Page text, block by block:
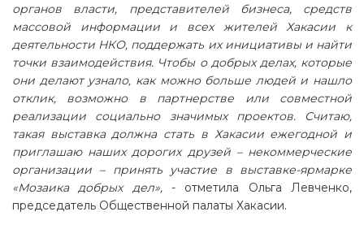
органов власти, представителей бизнеса, средств
массовой информации и всех жителей Хакасии к
деятельности НКО, поддержать их инициативы и найти
точки взаимодействия. Чтобы о добрых делах, которые
они делают узнало, как можно больше людей и нашло
отклик, возможно в партнерстве или совместной
реализации социально значимых проектов. Считаю,
такая выставка должна стать в Хакасии ежегодной и
приглашаю наших дорогих друзей – некоммерческие
организации – принять участие в выставке-ярмарке
«Мозаика добрых дел», - отметила Ольга Левченко,
председатель Общественной палаты Хакасии.